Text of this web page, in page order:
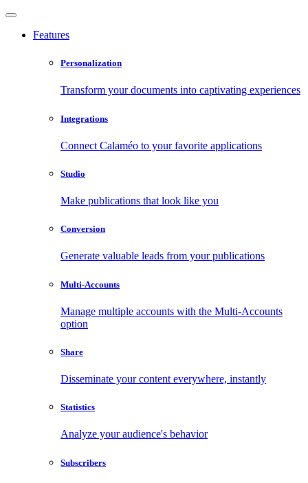
Features
Personalization
Transform your documents into captivating experiences
Integrations
Connect Calaméo to your favorite applications
Studio
Make publications that look like you
Conversion
Generate valuable leads from your publications
Multi-Accounts
Manage multiple accounts with the Multi-Accounts
option
Share
Disseminate your content everywhere, instantly
Statistics
Analyze your audience's behavior
Subscribers